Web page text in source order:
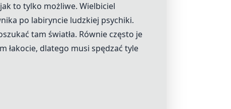
to tylko możliwe. Wielbiciel
po labiryncie ludzkiej psychiki.
tam światła. Równie często je
łakocie, dlatego musi spędzać tyle